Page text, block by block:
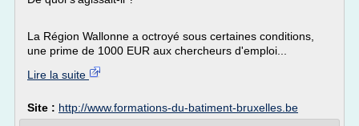
La Région Wallonne a octroyé sous certaines conditions,
une prime de 1000 EUR aux chercheurs d'emploi...
Lire la suite
Site : http://www.formations-du-batiment-bruxelles.be